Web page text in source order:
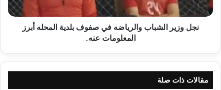
المحله
أبرز
المعلوماتنجل وزير الشباب والرياضه في صفوف بلدية المحله أبرز
المعلومات عنه.
مقالات ذات صلة